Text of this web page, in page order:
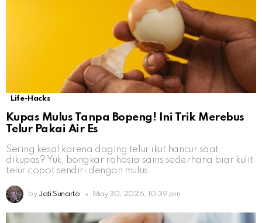
Life-Hacks
Kupas Mulus Tanpa Bopeng! Ini Trik Merebus
Telur Pakai Air Es
Sering kesal karena daging telur ikut hancur saat
dikupas? Yuk, bongkar rahasia sains sederhana biar kulit
telur copot sendiri dengan mulus.
by Jati Sunarto May 30, 2026, 10:39 pm